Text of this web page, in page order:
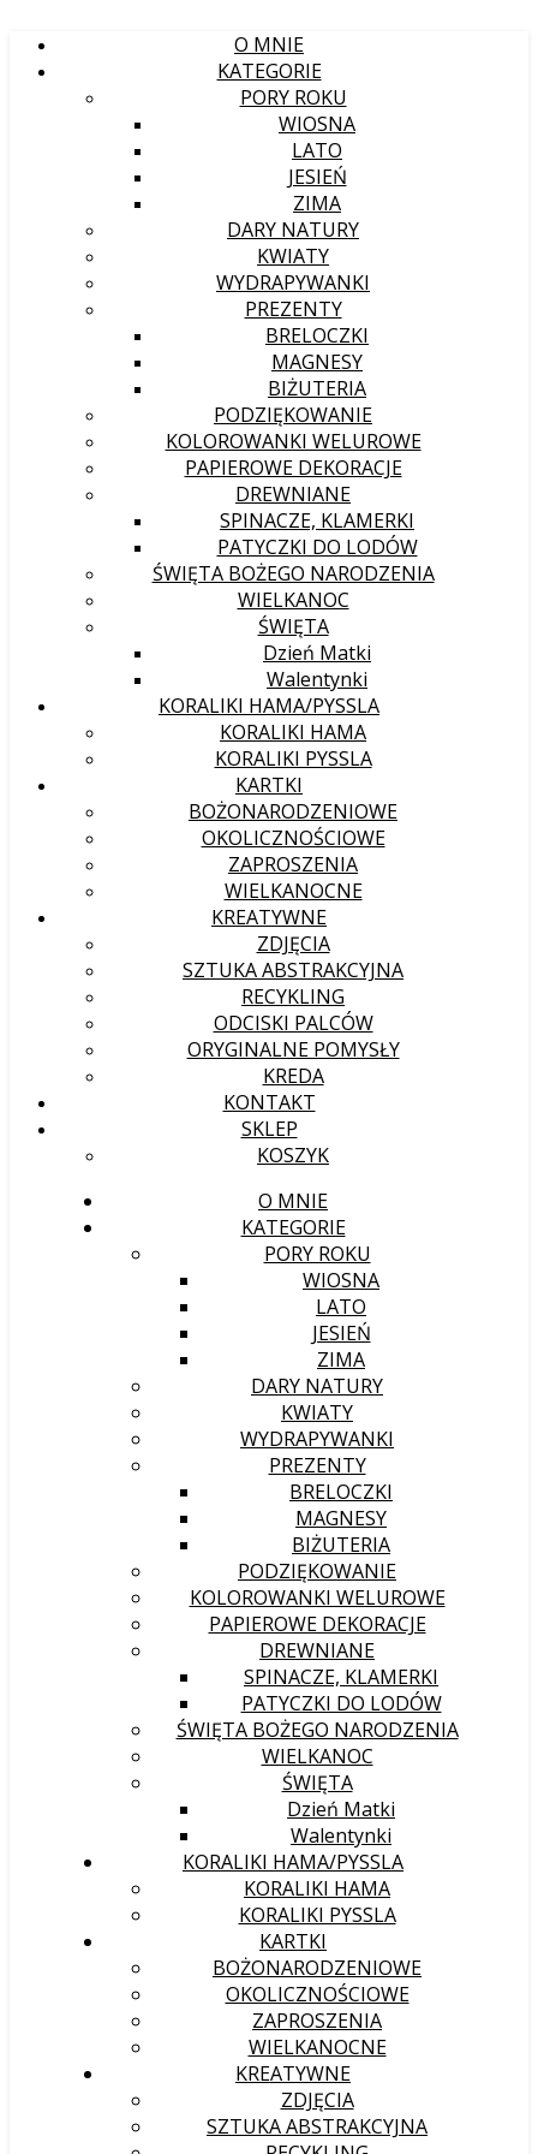
O MNIE
KATEGORIE
PORY ROKU
WIOSNA
LATO
JESIEŃ
ZIMA
DARY NATURY
KWIATY
WYDRAPYWANKI
PREZENTY
BRELOCZKI
MAGNESY
BIŻUTERIA
PODZIĘKOWANIE
KOLOROWANKI WELUROWE
PAPIEROWE DEKORACJE
DREWNIANE
SPINACZE, KLAMERKI
PATYCZKI DO LODÓW
ŚWIĘTA BOŻEGO NARODZENIA
WIELKANOC
ŚWIĘTA
Dzień Matki
Walentynki
KORALIKI HAMA/PYSSLA
KORALIKI HAMA
KORALIKI PYSSLA
KARTKI
BOŻONARODZENIOWE
OKOLICZNOŚCIOWE
ZAPROSZENIA
WIELKANOCNE
KREATYWNE
ZDJĘCIA
SZTUKA ABSTRAKCYJNA
RECYKLING
ODCISKI PALCÓW
ORYGINALNE POMYSŁY
KREDA
KONTAKT
SKLEP
KOSZYK
O MNIE
KATEGORIE
PORY ROKU
WIOSNA
LATO
JESIEŃ
ZIMA
DARY NATURY
KWIATY
WYDRAPYWANKI
PREZENTY
BRELOCZKI
MAGNESY
BIŻUTERIA
PODZIĘKOWANIE
KOLOROWANKI WELUROWE
PAPIEROWE DEKORACJE
DREWNIANE
SPINACZE, KLAMERKI
PATYCZKI DO LODÓW
ŚWIĘTA BOŻEGO NARODZENIA
WIELKANOC
ŚWIĘTA
Dzień Matki
Walentynki
KORALIKI HAMA/PYSSLA
KORALIKI HAMA
KORALIKI PYSSLA
KARTKI
BOŻONARODZENIOWE
OKOLICZNOŚCIOWE
ZAPROSZENIA
WIELKANOCNE
KREATYWNE
ZDJĘCIA
SZTUKA ABSTRAKCYJNA